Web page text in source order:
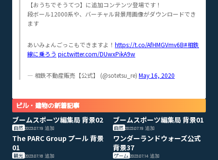
【おうちでそうてつ】に追加コンテンツ登場です！
段ボール12000系や、バーチャル背景用画像がダウンロードでき
ます
あいみょんごっこもできますよ！ https://t.co/AfHMGVmv6B#相鉄
線に乗ろう pic.twitter.com/DUwxPikA9w
— 相鉄不動産販売【公式】 (@sotetsu_re) May 16, 2020
ビル・建物の新着記事
ブームスポーツ編集局 背景02
自然 2023.07.19 追加
ブームスポーツ編集局 背景01
自然 2023.07.19追加
The PARC Group プール 背景
01
観光 2023.07.18 追加
ワンダーランドウォーズ公式
背景37
ゲーム 2023.07.14追加